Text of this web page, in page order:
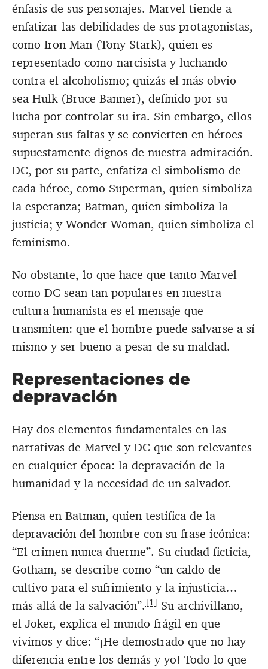
énfasis de sus personajes. Marvel tiende a
enfatizar las debilidades de sus protagonistas,
como Iron Man (Tony Stark), quien es
representado como narcisista y luchando
contra el alcoholismo; quizás el más obvio
sea Hulk (Bruce Banner), definido por su
lucha por controlar su ira. Sin embargo, ellos
superan sus faltas y se convierten en héroes
supuestamente dignos de nuestra admiración.
DC, por su parte, enfatiza el simbolismo de
cada héroe, como Superman, quien simboliza
la esperanza; Batman, quien simboliza la
justicia; y Wonder Woman, quien simboliza el
feminismo.
No obstante, lo que hace que tanto Marvel
como DC sean tan populares en nuestra
cultura humanista es el mensaje que
transmiten: que el hombre puede salvarse a sí
mismo y ser bueno a pesar de su maldad.
Representaciones de
depravación
Hay dos elementos fundamentales en las
narrativas de Marvel y DC que son relevantes
en cualquier época: la depravación de la
humanidad y la necesidad de un salvador.
Piensa en Batman, quien testifica de la
depravación del hombre con su frase icónica:
“El crimen nunca duerme”. Su ciudad ficticia,
Gotham, se describe como “un caldo de
cultivo para el sufrimiento y la injusticia…
más allá de la salvación”. [1] Su archivillano,
el Joker, explica el mundo frágil en que
vivimos y dice: “¡He demostrado que no hay
diferencia entre los demás y yo! Todo lo que